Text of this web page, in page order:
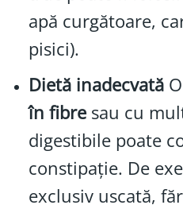
apă curgătoare,
pisici).
Dietă inadecvată
în fibresau cu
digestibile poate
constipație. De
exclusiv uscată,